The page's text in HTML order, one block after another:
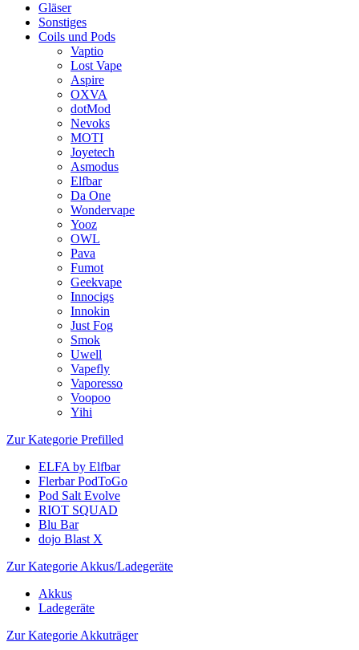
Gläser
Sonstiges
Coils und Pods
Vaptio
Lost Vape
Aspire
OXVA
dotMod
Nevoks
MOTI
Joyetech
Asmodus
Elfbar
Da One
Wondervape
Yooz
OWL
Pava
Fumot
Geekvape
Innocigs
Innokin
Just Fog
Smok
Uwell
Vapefly
Vaporesso
Voopoo
Yihi
Zur Kategorie Prefilled
ELFA by Elfbar
Flerbar PodToGo
Pod Salt Evolve
RIOT SQUAD
Blu Bar
dojo Blast X
Zur Kategorie Akkus/Ladegeräte
Akkus
Ladegeräte
Zur Kategorie Akkuträger